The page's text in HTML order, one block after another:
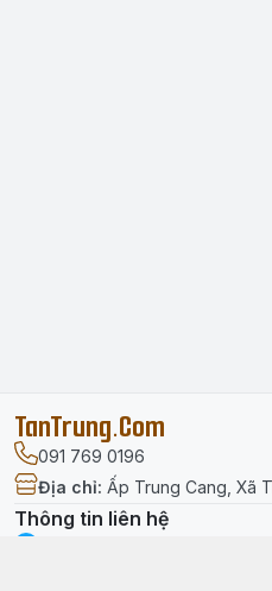
TanTrung.Com
091 769 0196
Địa chỉ: Ấp Trung Cang, Xã
Thông tin liên hệ